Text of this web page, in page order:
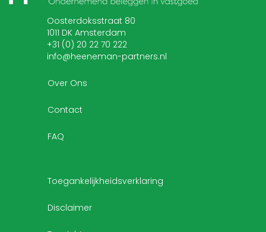
Oosterdoksstraat 80
1011 DK Amsterdam
+31 (0) 20 22 70 222
info@heeneman-partners.nl
Over Ons
Contact
FAQ
Toegankelijkheidsverklaring
Disclaimer